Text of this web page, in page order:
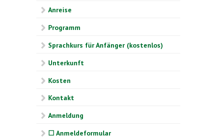
Anreise
Programm
Sprachkurs für Anfänger (kostenlos)
Unterkunft
Kosten
Kontakt
Anmeldung
☐ Anmeldeformular